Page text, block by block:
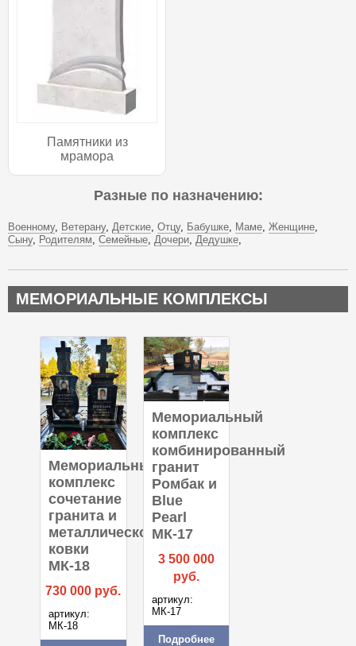
Памятники из
мрамора
Разные по назначению:
Военному Ветерану Детские Отцу Бабушке Маме Женщине
Сыну
Родителям Семейные Дочери Дедушке
МЕМОРИАЛЬНЫЕ КОМПЛЕКСЫ
Мемориальный
комплекс
сочетание
гранита и
металлической
ковки
МК-18
730 000 руб.
артикул:
МК-18
Мемориальный
комплекс
комбинированный
гранит
Ромбак и
Blue
Pearl
МК-17
3 500 000
руб.
артикул:
МК-17
Подробнее